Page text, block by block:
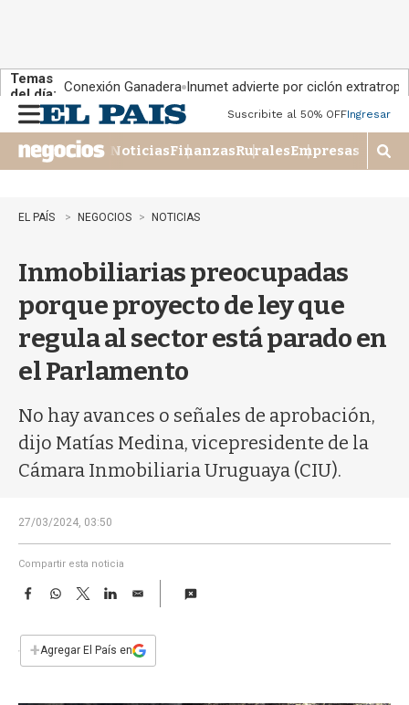
Temas
del día: Conexión Ganadera Inumet advierte por ciclón
n
u
Suscribite al 50% OFFIngresar
NoticiasFinanzasRuralesEmpresas
M
o
q
EL PAÍS NEGOCIOS NOTICIAS
Inmobiliarias preocupadas
porque proyecto de ley que
regula al sector está parado en
el Parlamento
No hay avances o señales de aprobación,
dijo Matías Medina, vicepresidente de la
Cámara Inmobiliaria Uruguaya (CIU).
27/03/2024, 03:50
Compartir esta noticia
F
e
b
W
s
T
w
t
L
E
i
l
+Agregar El País en